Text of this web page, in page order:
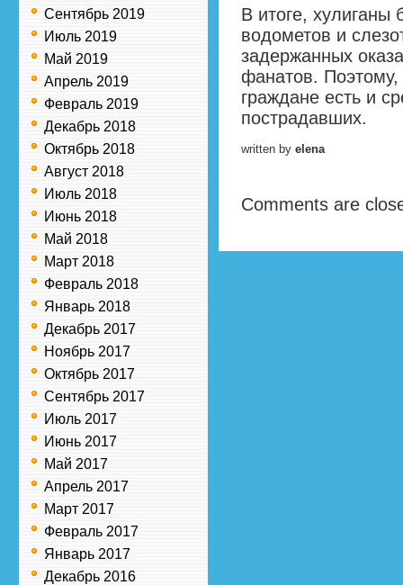
Сентябрь 2019
Июль 2019
Май 2019
Апрель 2019
Февраль 2019
Декабрь 2018
Октябрь 2018
Август 2018
Июль 2018
Июнь 2018
Май 2018
Март 2018
Февраль 2018
Январь 2018
Декабрь 2017
Ноябрь 2017
Октябрь 2017
Сентябрь 2017
Июль 2017
Июнь 2017
Май 2017
Апрель 2017
Март 2017
Февраль 2017
Январь 2017
Декабрь 2016
В итоге,
водометов и
задержанных
фанатов. Поэтому,
граждане есть и
пострадавших.
written by elena
Comments are